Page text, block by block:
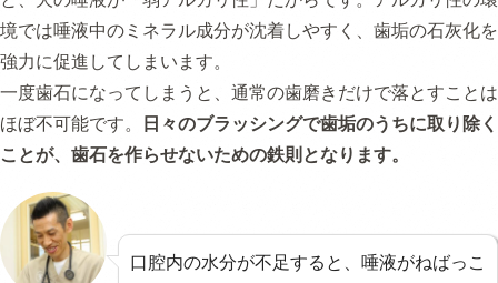
境では唾液中のミネラル成分が沈着しやすく、歯垢の石灰化を
強力に促進してしまいます。
一度歯石になってしまうと、通常の歯磨きだけで落とすことは
ほぼ不可能です。 日々のブラッシングで歯垢のうちに取り除く
ことが、歯石を作らせないための鉄則となります。
口腔内の水分が不足すると、唾液がねばっこ